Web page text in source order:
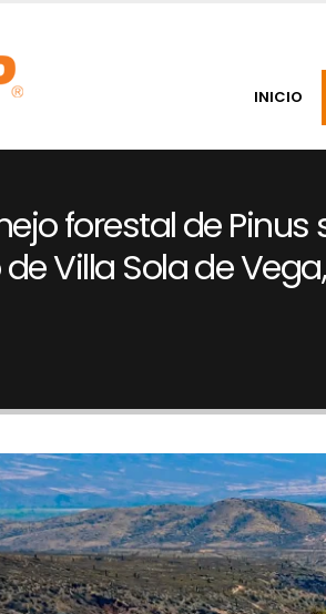
INICIO
forestal de Pinus
Villa Sola de Vega,